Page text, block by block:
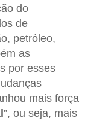
do
de
petróleo,
as
por esses
mais força
”, ou seja, mais